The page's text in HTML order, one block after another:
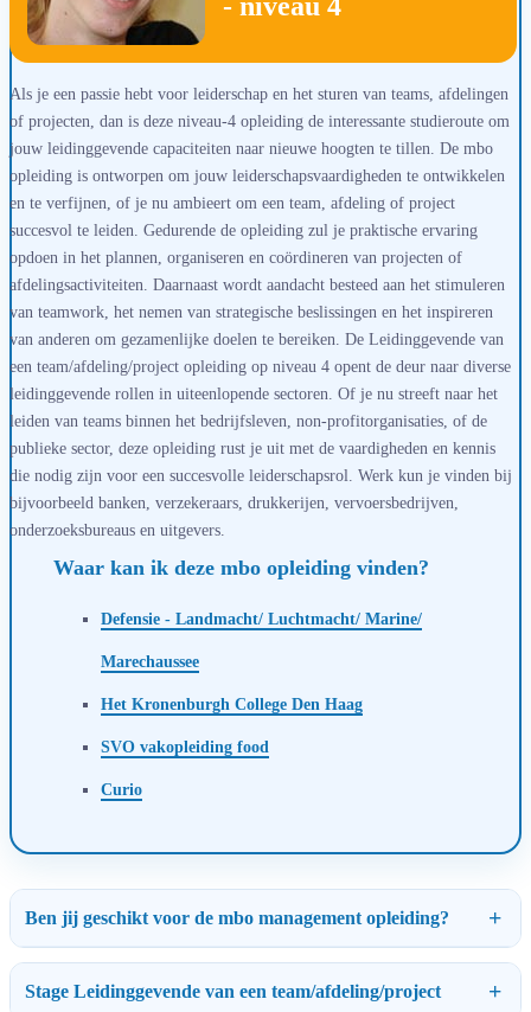
- niveau 4
Als je een passie hebt voor leiderschap en het sturen van teams, afdelingen
of projecten, dan is deze niveau-4 opleiding de interessante studieroute om
jouw leidinggevende capaciteiten naar nieuwe hoogten te tillen. De mbo
opleiding is ontworpen om jouw leiderschapsvaardigheden te ontwikkelen
en te verfijnen, of je nu ambieert om een team, afdeling of project
succesvol te leiden. Gedurende de opleiding zul je praktische ervaring
opdoen in het plannen, organiseren en coördineren van projecten of
afdelingsactiviteiten. Daarnaast wordt aandacht besteed aan het stimuleren
van teamwork, het nemen van strategische beslissingen en het inspireren
van anderen om gezamenlijke doelen te bereiken. De Leidinggevende van
een team/afdeling/project opleiding op niveau 4 opent de deur naar diverse
leidinggevende rollen in uiteenlopende sectoren. Of je nu streeft naar het
leiden van teams binnen het bedrijfsleven, non-profitorganisaties, of de
publieke sector, deze opleiding rust je uit met de vaardigheden en kennis
die nodig zijn voor een succesvolle leiderschapsrol. Werk kun je vinden bij
bijvoorbeeld banken, verzekeraars, drukkerijen, vervoersbedrijven,
onderzoeksbureaus en uitgevers.
Waar kan ik deze mbo opleiding vinden?
Defensie - Landmacht/ Luchtmacht/ Marine/
Marechaussee
Het Kronenburgh College Den Haag
SVO vakopleiding food
Curio
Ben jij geschikt voor de mbo management opleiding?
Stage Leidinggevende van een team/afdeling/project